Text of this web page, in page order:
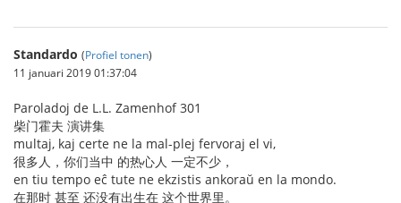
Standardo (Profiel tonen)
11 januari 2019 01:37:04
Paroladoj de L.L. Zamenhof 301
柴门霍夫 演讲集
multaj, kaj certe ne la mal-plej fervoraj el vi,
很多人，你们当中 的热心人 一定不少，
en tiu tempo eĉ tute ne ekzistis ankoraŭ en la mondo.
在那时 甚至 还没有出生在 这个世界里。